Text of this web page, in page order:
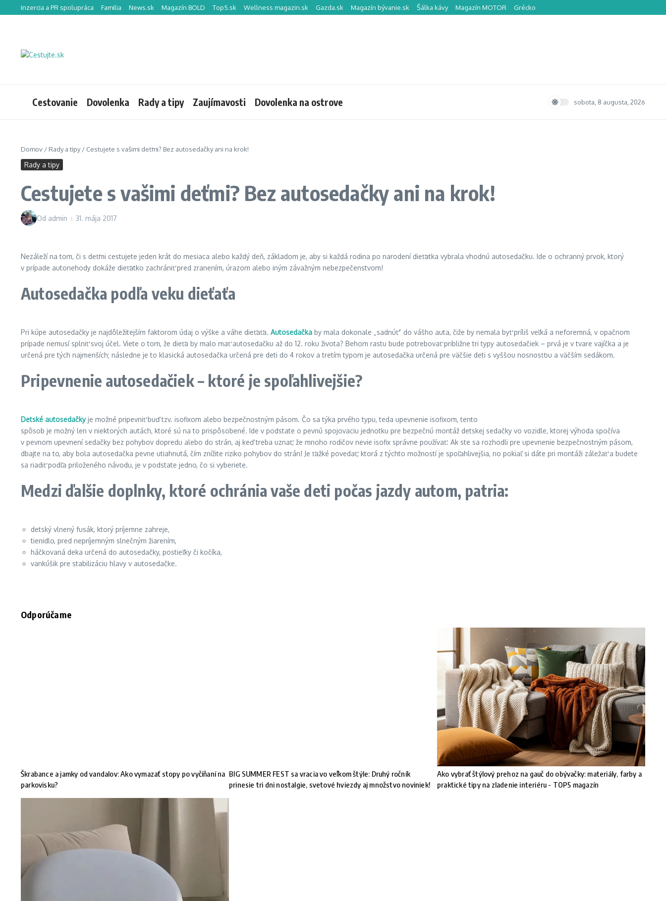
Preskočiť na obsah
Inzercia a PR spolupráca Familia News.sk Magazín BOLD Top5.sk Wellness magazin.sk Gazda.sk Magazín bývanie.sk Šálka kávy Magazín MOTOR Grécko
Cestovanie Dovolenka Rady a tipy Zaujímavosti Dovolenka na ostrove sobota, 8 augusta, 2026
Domov / Rady a tipy/ Cestujete s vašimi deťmi? Bez autosedačky ani na krok!
Rady a tipy
Cestujete s vašimi deťmi? Bez autosedačky ani na krok!
Od admin 31. mája 2017
Nezáleží na tom, či s deťmi cestujete jeden krát do mesiaca alebo každý deň, základom je, aby si každá rodina po narodení dieťatka vybrala vhodnú autosedačku. Ide o ochranný prvok, ktorý
v prípade autonehody dokáže dieťatko zachrániť pred zranením, úrazom alebo iným závažným nebezpečenstvom!
Autosedačka podľa veku dieťaťa
Pri kúpe autosedačky je najdôležitejším faktorom údaj o výške a váhe dieťaťa. Autosedačka by mala dokonale „sadnúť“ do vášho auta, čiže by nemala byť príliš veľká a neforemná, v opačnom
prípade nemusí splniť svoj účel. Viete o tom, že dieťa by malo mať autosedačku až do 12. roku života? Behom rastu bude potrebovať približne tri typy autosedačiek – prvá je v tvare vajíčka a je
určená pre tých najmenších; následne je to klasická autosedačka určená pre deti do 4 rokov a tretím typom je autosedačka určená pre väčšie deti s vyššou nosnosťou a väčším sedákom.
Pripevnenie autosedačiek – ktoré je spoľahlivejšie?
Detské autosedačkyje možné pripevniť buď tzv. isofixom alebo bezpečnostným pásom. Čo sa týka prvého typu, teda upevnenie isofixom, tento
spôsob je možný len v niektorých autách, ktoré sú na to prispôsobené. Ide v podstate o pevnú spojovaciu jednotku pre bezpečnú montáž detskej sedačky vo vozidle, ktorej výhoda spočíva
v pevnom upevnení sedačky bez pohybov dopredu alebo do strán, aj keď treba uznať, že mnoho rodičov nevie isofix správne používať. Ak ste sa rozhodli pre upevnenie bezpečnostným pásom,
dbajte na to, aby bola autosedačka pevne utiahnutá, čím znížite riziko pohybov do strán! Je ťažké povedať, ktorá z týchto možností je spoľahlivejšia, no pokiaľ si dáte pri montáži záležať a budete
sa riadiť podľa priloženého návodu, je v podstate jedno, čo si vyberiete.
Medzi ďalšie doplnky, ktoré ochránia vaše deti počas jazdy autom, patria:
detský vlnený fusák, ktorý príjemne zahreje,
tienidlo, pred nepríjemným slnečným žiarením,
háčkovaná deka určená do autosedačky, postieľky či kočíka,
vankúšik pre stabilizáciu hlavy v autosedačke.
Odporúčame
Škrabance a jamky od vandalov: Ako vymazať stopy po vyčíňaní na
parkovisku?
BIG SUMMER FEST sa vracia vo veľkom štýle: Druhý ročník
prinesie tri dni nostalgie, svetové hviezdy aj množstvo noviniek!
Ako vybrať štýlový prehoz na gauč do obývačky: materiály, farby a
praktické tipy na zladenie interiéru - TOP5 magazín